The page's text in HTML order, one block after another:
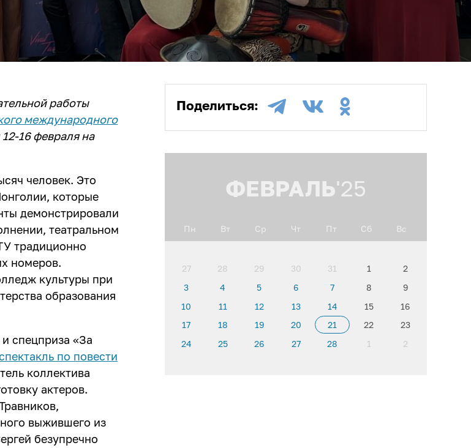
Поделиться:
работы
международного
16 февраля на
человек. Это
которые
демонстрировали
театральном
традиционно
номеров.
культуры при
образования
спецприза «За
по повести
коллектива
актеров.
выжившего из
безупречно
ФЕВРАЛЬ'25
Пн Вт Ср Чт Пт Сб Вс
27 28 29 30 31 1
2
3
4 5 6 7 8
9
10
11 12 13 14 15
16
17
18 19 20 21 22
23
24
25 26 27 28 1 2